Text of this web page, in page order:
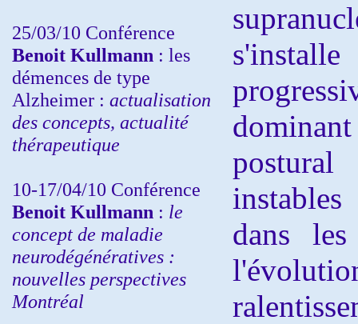
25/03/10 Conférence
Benoit Kullmann : les
démences de type
Alzheimer : actualisation
des concepts, actualité
thérapeutique
10-17/04/10 Conférence
Benoit Kullmann : le
concept de maladie
neurodégénératives :
nouvelles perspectives
Montréal
dans